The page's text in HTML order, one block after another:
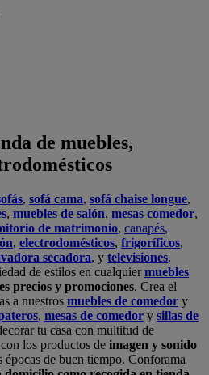
de muebles,
, sofá cama, sofá chaise longue,
, muebles de salón, mesas comedor,
de matrimonio, canapés,
, electrodomésticos, frigoríficos,
secadora, y televisiones.
de estilos en cualquiermuebles
precios y promociones. Crea el
a nuestros muebles de comedor y
, mesas de comedor y sillas de
tu casa con multitud de
los productos de imagen y sonido
épocas de buen tiempo. Conforama